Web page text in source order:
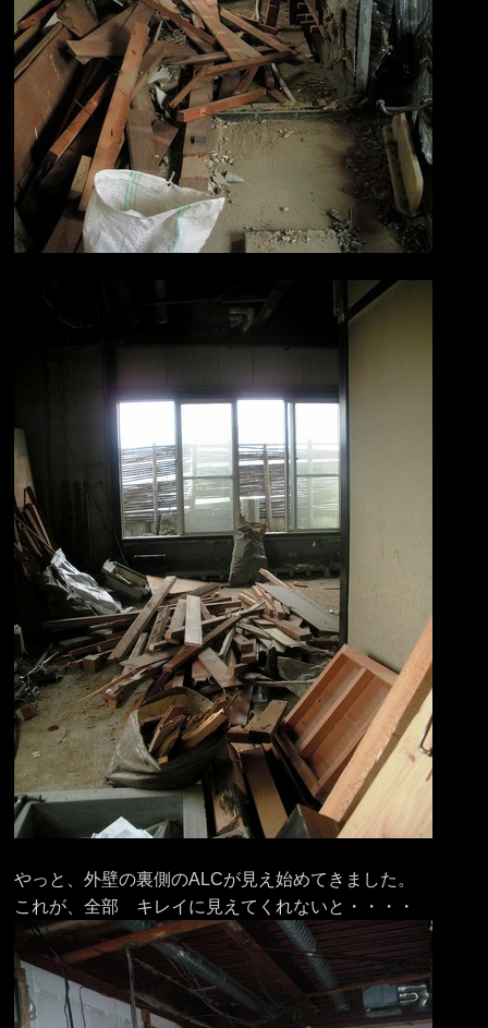
やっと、外壁の裏側のALCが見え始めてきました。
これが、全部 キレイに見えてくれないと・・・・